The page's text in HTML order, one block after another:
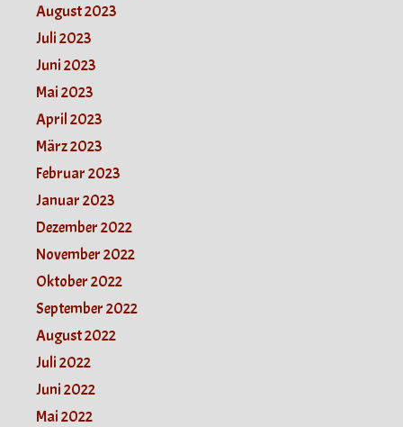
August 2023
Juli 2023
Juni 2023
Mai 2023
April 2023
März 2023
Februar 2023
Januar 2023
Dezember 2022
November 2022
Oktober 2022
September 2022
August 2022
Juli 2022
Juni 2022
Mai 2022